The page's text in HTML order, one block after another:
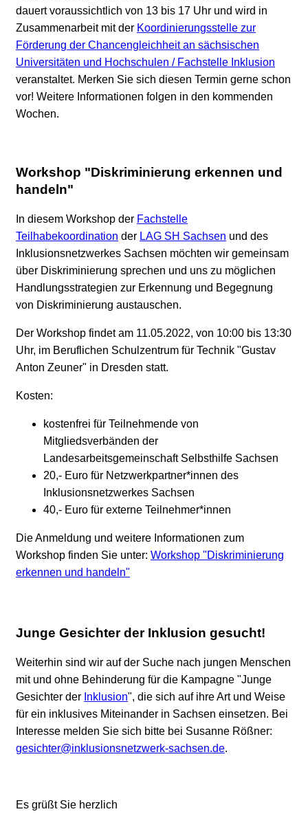
dauert voraussichtlich von 13 bis 17 Uhr und wird in
Zusammenarbeit mit der Koordinierungsstelle zur
Förderung der Chancengleichheit an sächsischen
Universitäten und Hochschulen / Fachstelle Inklusion
veranstaltet. Merken Sie sich diesen Termin gerne schon
vor! Weitere Informationen folgen in den kommenden
Wochen.
Workshop "Diskriminierung erkennen und
handeln"
In diesem Workshop der Fachstelle
Teilhabekoordination der LAG SH Sachsen und des
Inklusionsnetzwerkes Sachsen möchten wir gemeinsam
über Diskriminierung sprechen und uns zu möglichen
Handlungsstrategien zur Erkennung und Begegnung
von Diskriminierung austauschen.
Der Workshop findet am 11.05.2022, von 10:00 bis 13:30
Uhr, im Beruflichen Schulzentrum für Technik "Gustav
Anton Zeuner" in Dresden statt.
Kosten:
kostenfrei für Teilnehmende von
Mitgliedsverbänden der
Landesarbeitsgemeinschaft Selbsthilfe Sachsen
20,- Euro für Netzwerkpartner*innen des
Inklusionsnetzwerkes Sachsen
40,- Euro für externe Teilnehmer*innen
Die Anmeldung und weitere Informationen zum
Workshop finden Sie unter: Workshop "Diskriminierung
erkennen und handeln"
Junge Gesichter der Inklusion gesucht!
Weiterhin sind wir auf der Suche nach jungen Menschen
mit und ohne Behinderung für die Kampagne "Junge
Gesichter der Inklusion", die sich auf ihre Art und Weise
für ein inklusives Miteinander in Sachsen einsetzen. Bei
Interesse melden Sie sich bitte bei Susanne Rößner:
gesichter@inklusionsnetzwerk-sachsen.de.
Es grüßt Sie herzlich